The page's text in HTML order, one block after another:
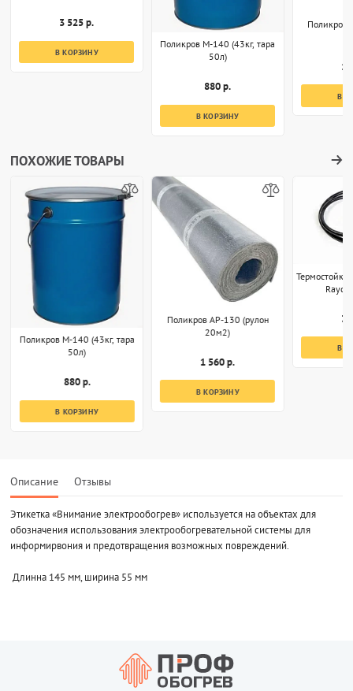
3 525 р.
В КОРЗИНУ
Поликров М-140 (43кг, тара
50л)
880 р.
В КОРЗИНУ
Поликров
1
В
ПОХОЖИЕ ТОВАРЫ
Поликров М-140 (43кг, тара
50л)
880 р.
В КОРЗИНУ
Поликров АР-130 (рулон
20м2)
1 560 р.
В КОРЗИНУ
3
В
Описание Отзывы
Этикетка «Внимание электрообогрев» используется на объектах для
обозначения использования электрообогревательной системы для
информирвония и предотвращения возможных повреждений.
Длинна 145 мм, ширина 55 мм